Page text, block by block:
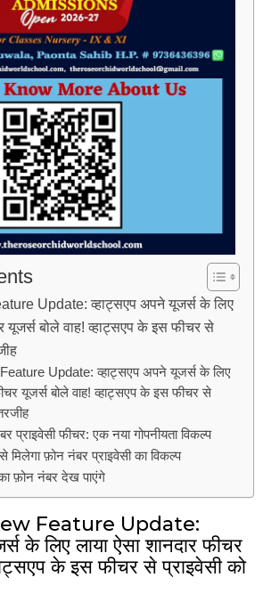
Update: व्हाट्सएप अपने यूजर्स के लिए
यूजर्स बोले वाह! व्हाट्सएप के इस फीचर से
Update: व्हाट्सएप अपने यूजर्स के लिए
यूजर्स बोले वाह! व्हाट्सएप के इस फीचर से
प्राइवेसी फीचर: एक नया गोपनीयता विकल्प
फ़ोन नंबर प्राइवेसी का विकल्प
फ़ोन नंबर देख पाएंगे
Feature Update:
के लिए लाया ऐसा शानदार फीचर
के इस फीचर से प्राइवेसी को